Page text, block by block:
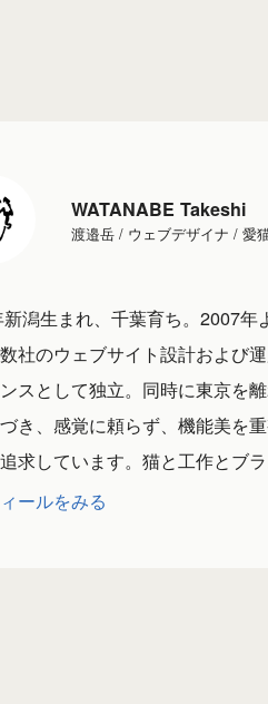
WATANABE Takeshi
渡邉岳 / ウェブデザイナ / 愛
潟生まれ、千葉育ち。2007年
社のウェブサイト設計および
スとして独立。同時に東京を
き、感覚に頼らず、機能美を
求しています。猫と工作とブラ
ールをみる